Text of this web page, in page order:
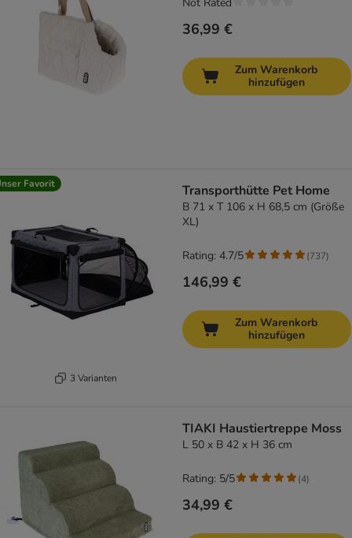
36,99 €
Zum Warenkorb
hinzufügen
Favorit
3 Varianten
Transporthütte Pet Home
B 71 x T 106 x H 68,5 cm (Größe
XL)
146,99 €
Rating: 4.7/5 (737)
Zum Warenkorb
hinzufügen
TIAKI Haustiertreppe Moss
L 50 x B 42 x H 36 cm
34,99 €
Rating: 5/5 (4)